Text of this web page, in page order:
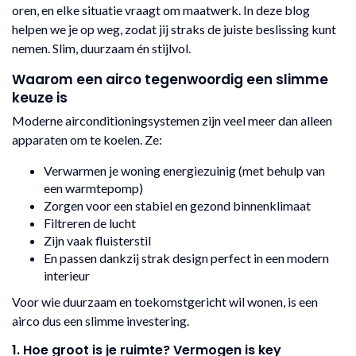
oren, en elke situatie vraagt om maatwerk. In deze blog
helpen we je op weg, zodat jij straks de juiste beslissing kunt
nemen. Slim, duurzaam én stijlvol.
Waarom een airco tegenwoordig een slimme
keuze is
Moderne airconditioningsystemen zijn veel meer dan alleen
apparaten om te koelen. Ze:
Verwarmen je woning energiezuinig (met behulp van
een warmtepomp)
Zorgen voor een stabiel en gezond binnenklimaat
Filtreren de lucht
Zijn vaak fluisterstil
En passen dankzij strak design perfect in een modern
interieur
Voor wie duurzaam en toekomstgericht wil wonen, is een
airco dus een slimme investering.
1. Hoe groot is je ruimte? Vermogen is key